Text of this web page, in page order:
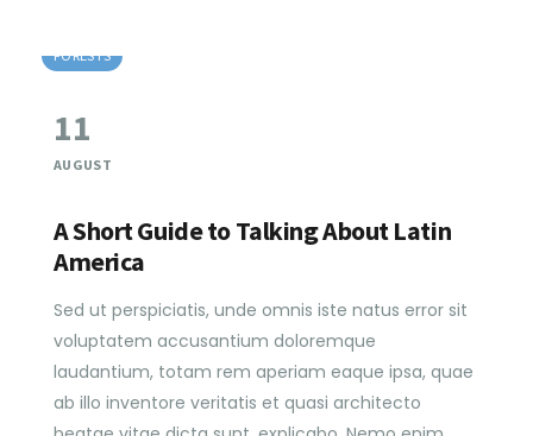
FORESTS
11
AUGUST
A Short Guide to Talking About Latin
America
Sed ut perspiciatis, unde omnis iste natus error sit
voluptatem accusantium doloremque
laudantium, totam rem aperiam eaque ipsa, quae
ab illo inventore veritatis et quasi architecto